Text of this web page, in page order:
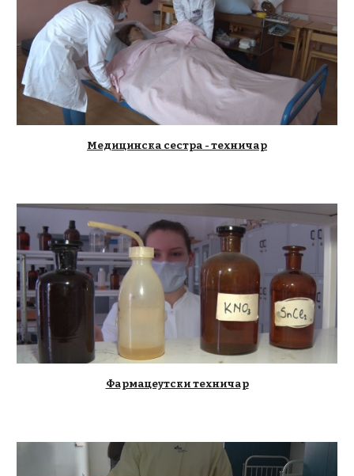
Медицинска сестра - техничар
Фармацеутски техничар